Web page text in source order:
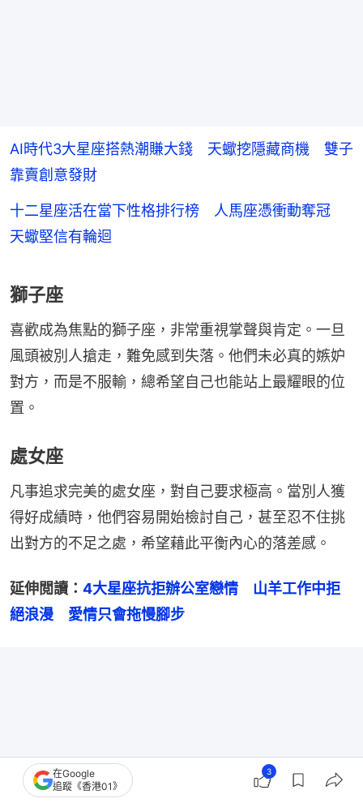
AI時代3大星座搭熱潮賺大錢 天蠍挖隱藏商機 雙子
靠賣創意發財
十二星座活在當下性格排行榜 人馬座憑衝動奪冠
天蠍堅信有輪迴
獅子座
喜歡成為焦點的獅子座，非常重視掌聲與肯定。一旦
風頭被別人搶走，難免感到失落。他們未必真的嫉妒
對方，而是不服輸，總希望自己也能站上最耀眼的位
置。
處女座
凡事追求完美的處女座，對自己要求極高。當別人獲
得好成績時，他們容易開始檢討自己，甚至忍不住挑
出對方的不足之處，希望藉此平衡內心的落差感。
延伸閲讀： 4大星座抗拒辦公室戀情　山羊工作中拒
絕浪漫　愛情只會拖慢腳步
在Google
追蹤《香港01》
3